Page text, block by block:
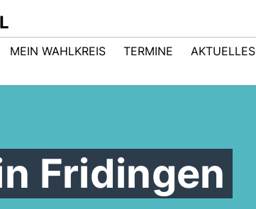
MEIN WAHLKREIS TERMINE AKTUELLES
Fridingen